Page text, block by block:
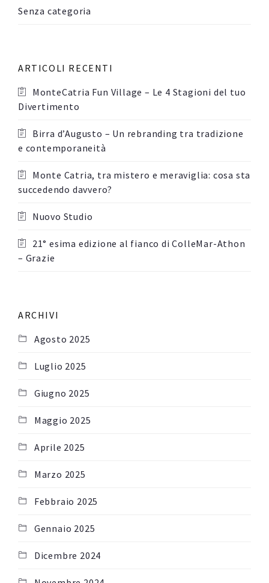
Senza categoria
ARTICOLI RECENTI
MonteCatria Fun Village – Le 4 Stagioni del tuo
Divertimento
Birra d’Augusto – Un rebranding tra tradizione
e contemporaneità
Monte Catria, tra mistero e meraviglia: cosa sta
succedendo davvero?
Nuovo Studio
21° esima edizione al fianco di ColleMar-Athon
– Grazie
ARCHIVI
Agosto 2025
Luglio 2025
Giugno 2025
Maggio 2025
Aprile 2025
Marzo 2025
Febbraio 2025
Gennaio 2025
Dicembre 2024